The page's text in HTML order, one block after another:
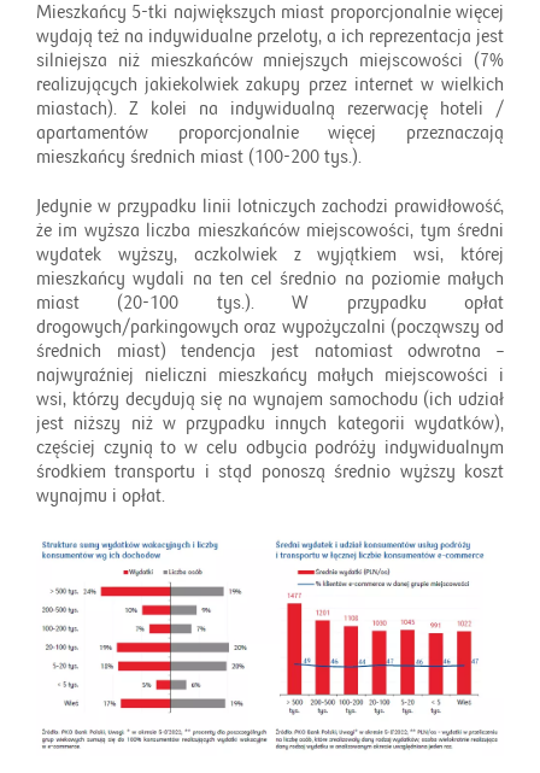
Mieszkańcy 5-tki największych miast proporcjonalnie więcej
wydają też na indywidualne przeloty, a ich reprezentacja jest
silniejsza niż mieszkańców mniejszych miejscowości (7%
realizujących jakiekolwiek zakupy przez internet w wielkich
miastach). Z kolei na indywidualną rezerwację hoteli /
apartamentów proporcjonalnie więcej przeznaczają
mieszkańcy średnich miast (100-200 tys.).
Jedynie w przypadku linii lotniczych zachodzi prawidłowość,
że im wyższa liczba mieszkańców miejscowości, tym średni
wydatek wyższy, aczkolwiek z wyjątkiem wsi, której
mieszkańcy wydali na ten cel średnio na poziomie małych
miast (20-100 tys.). W przypadku opłat
drogowych/parkingowych oraz wypożyczalni (począwszy od
średnich miast) tendencja jest natomiast odwrotna –
najwyraźniej nieliczni mieszkańcy małych miejscowości i
wsi, którzy decydują się na wynajem samochodu (ich udział
jest niższy niż w przypadku innych kategorii wydatków),
częściej czynią to w celu odbycia podróży indywidualnym
środkiem transportu i stąd ponoszą średnio wyższy koszt
wynajmu i opłat.